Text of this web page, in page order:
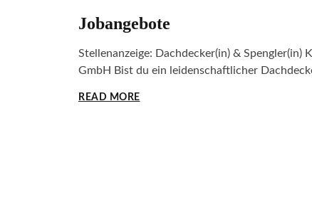
Jobangebote
Stellenanzeige: Dachdecker(in) & Spengler(in)
GmbH Bist du ein leidenschaftlicher
READ MORE